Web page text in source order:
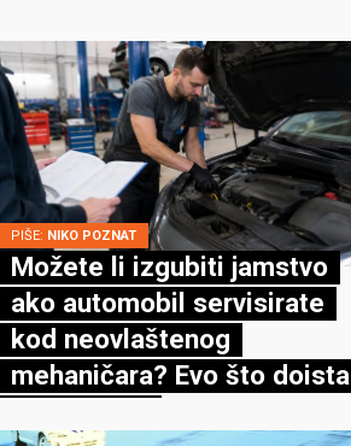
PIŠE: NIKO POZNAT
Možete li izgubiti jamstvo
ako automobil servisirate
kod neovlaštenog
mehaničara? Evo što doista